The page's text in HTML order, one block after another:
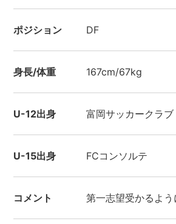
ポジション DF
身長/体重 167cm/67kg
U-12出身 富岡サッカークラブ
U-15出身 FCコンソルテ
コメント 第一志望受かるよう